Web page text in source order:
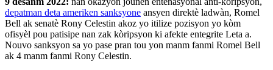
depatman deta ameriken sanksyone ansyen direktè ladwàn, Romel
Bell ak senatè Rony Celestin akoz yo itilize pozisyon yo kòm
ofisyèl pou patisipe nan zak kòripsyon ki afekte entegrite Leta a.
Nouvo sanksyon sa yo pase pran tou yon manm fanmi Romel Bell
ak 4 manm fanmi Rony Celestin.